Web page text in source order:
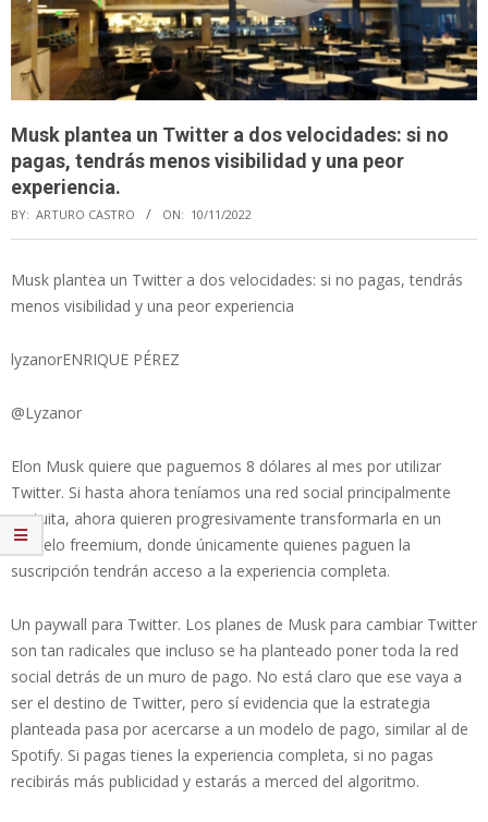
Musk plantea un Twitter a dos velocidades: si no
pagas, tendrás menos visibilidad y una peor
experiencia.
BY: ARTURO CASTRO ON: 10/11/2022
Musk plantea un Twitter a dos velocidades: si no pagas, tendrás
menos visibilidad y una peor experiencia
lyzanorENRIQUE PÉREZ
@Lyzanor
Elon Musk quiere que paguemos 8 dólares al mes por utilizar
Twitter. Si hasta ahora teníamos una red social principalmente
gratuita, ahora quieren progresivamente transformarla en un
modelo freemium, donde únicamente quienes paguen la
suscripción tendrán acceso a la experiencia completa.
Un paywall para Twitter. Los planes de Musk para cambiar Twitter
son tan radicales que incluso se ha planteado poner toda la red
social detrás de un muro de pago. No está claro que ese vaya a
ser el destino de Twitter, pero sí evidencia que la estrategia
planteada pasa por acercarse a un modelo de pago, similar al de
Spotify. Si pagas tienes la experiencia completa, si no pagas
recibirás más publicidad y estarás a merced del algoritmo.